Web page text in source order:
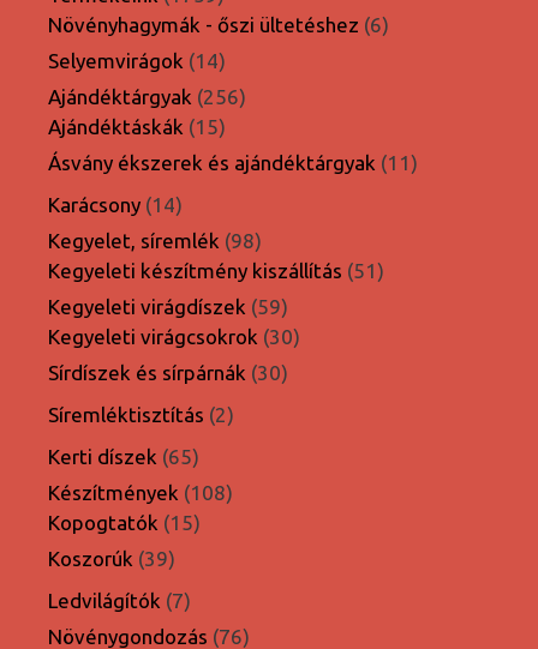
termék
Növényhagymák - őszi ültetéshez 66
Selyemvirágok 1414
termék
Ajándéktárgyak 256256
Ajándéktáskák 1515
termék
Ásvány ékszerek és ajándéktárgyak 1111
Karácsony 1414
termék
Kegyelet, síremlék 9898
termék
Kegyeleti készítmény kiszállítás 5151
Kegyeleti virágdíszek 5959
termék
Kegyeleti virágcsokrok 3030
Sírdíszek és sírpárnák 3030
Síremléktisztítás 22
Kerti díszek 6565
termék
Készítmények 108108
Kopogtatók 1515
Koszorúk 3939
termék
Ledvilágítók 77
termék
Növénygondozás 7676